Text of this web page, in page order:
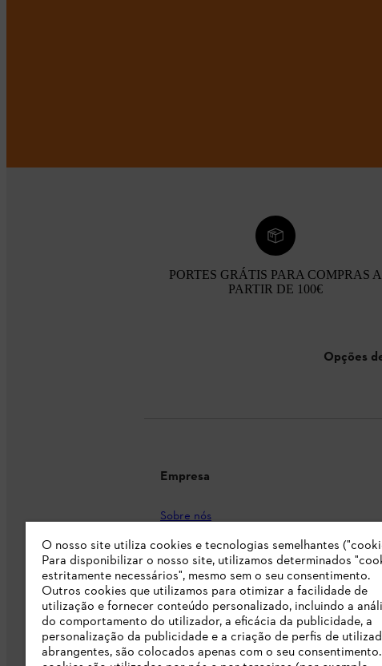
PORTES GRÁTIS PARA COMPRAS A
PARTIR DE 100€
Opções
Empresa
Sobre nós
Imprensa
Carreira
Responsabilidade
Linha Integridade STIHL
Informação para fornecedores
O nosso site utiliza cookies e tecnologias semelhantes
Para disponibilizar o nosso site, utilizamos determinados
estritamente necessários", mesmo sem o seu consentimento.
Outros cookies que utilizamos para otimizar a facilidade de
utilização e fornecer conteúdo personalizado, incluindo a
do comportamento do utilizador, a eficácia da publicidade, a
personalização da publicidade e a criação de perfis de
abrangentes, são colocados apenas com o seu